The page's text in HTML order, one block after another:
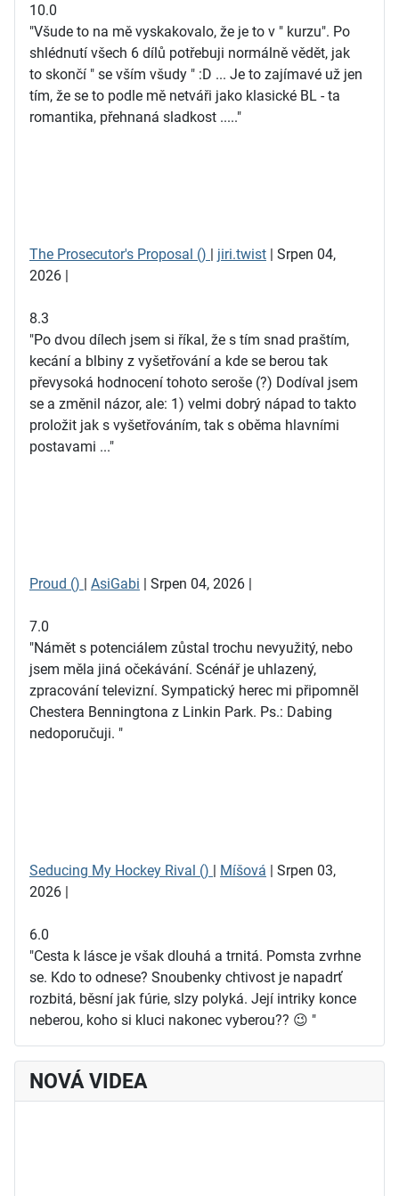
10.0
"Všude to na mě vyskakovalo, že je to v " kurzu". Po
shlédnutí všech 6 dílů potřebuji normálně vědět, jak
to skončí " se vším všudy " :D ... Je to zajímavé už jen
tím, že se to podle mě netváři jako klasické BL - ta
romantika, přehnaná sladkost ....."
The Prosecutor's Proposal () | jiri.twist | Srpen 04,
2026 |
8.3
"Po dvou dílech jsem si říkal, že s tím snad praštím,
kecání a blbiny z vyšetřování a kde se berou tak
převysoká hodnocení tohoto seroše (?) Dodíval jsem
se a změnil názor, ale: 1) velmi dobrý nápad to takto
proložit jak s vyšetřováním, tak s oběma hlavními
postavami ..."
Proud () | AsiGabi | Srpen 04, 2026 |
7.0
"Námět s potenciálem zůstal trochu nevyužitý, nebo
jsem měla jiná očekávání. Scénář je uhlazený,
zpracování televizní. Sympatický herec mi připomněl
Chestera Benningtona z Linkin Park. Ps.: Dabing
nedoporučuji. "
Seducing My Hockey Rival () | Míšová | Srpen 03,
2026 |
6.0
"Cesta k lásce je však dlouhá a trnitá. Pomsta zvrhne
se. Kdo to odnese? Snoubenky chtivost je napadrť
rozbitá, běsní jak fúrie, slzy polyká. Její intriky konce
neberou, koho si kluci nakonec vyberou?? 😉 "
NOVÁ VIDEA